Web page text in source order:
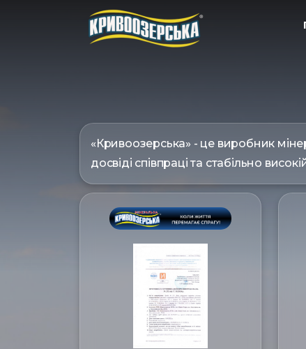
«Кривоозерська» - це виробник
досвіді співпраці та стабільно